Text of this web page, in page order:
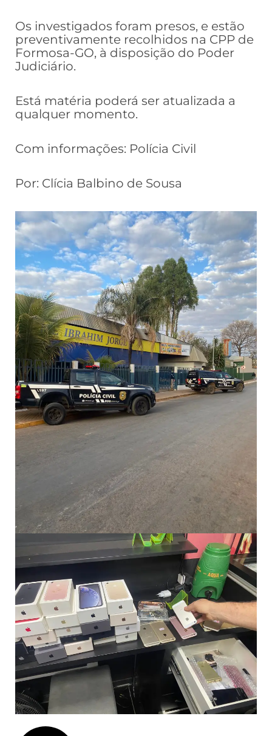
Os investigados foram presos, e estão
preventivamente recolhidos na CPP de
Formosa-GO, à disposição do Poder
Judiciário.
Está matéria poderá ser atualizada a
qualquer momento.
Com informações: Polícia Civil
Por: Clícia Balbino de Sousa